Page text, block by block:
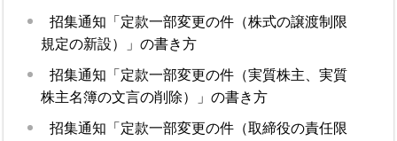
招集通知「定款一部変更の件（株式の譲渡制限
規定の新設）」の書き方
招集通知「定款一部変更の件（実質株主、実質
株主名簿の文言の削除）」の書き方
招集通知「定款一部変更の件（取締役の責任限